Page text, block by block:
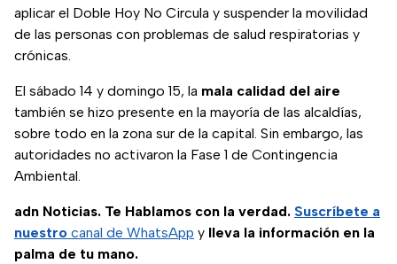
aplicar el Doble Hoy No Circula y suspender la movilidad
de las personas con problemas de salud respiratorias y
crónicas.
El sábado 14 y domingo 15, la mala calidad del aire
también se hizo presente en la mayoría de las alcaldías,
sobre todo en la zona sur de la capital. Sin embargo, las
autoridades no activaron la Fase 1 de Contingencia
Ambiental.
adn Noticias. Te Hablamos con la verdad. Suscríbete a
nuestro canal de WhatsApp y lleva la información en la
palma de tu mano.